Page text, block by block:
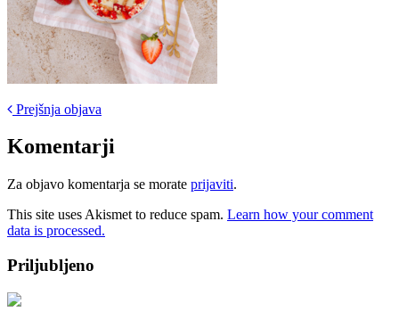
Post
navigation
Prejšnja objava
Komentarji
Za objavo komentarja se morate prijaviti.
This site uses Akismet to reduce spam. Learn how your comment
data is processed.
Priljubljeno